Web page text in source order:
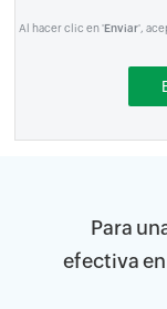
Al hacer clic en 'Enviar',
Para
efectiva